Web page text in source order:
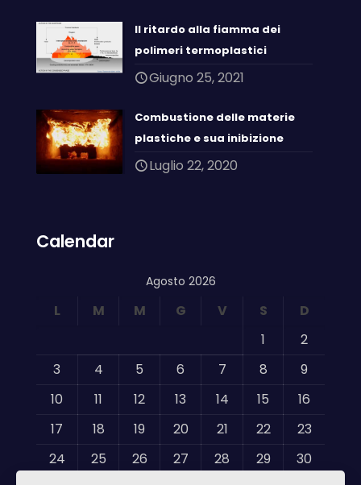
Il ritardo alla fiamma dei
polimeri termoplastici
Giugno 25, 2021
Combustione delle materie
plastiche e sua inibizione
Luglio 22, 2020
Calendar
Agosto 2026
L M M G V S
D
1
2
3
4 5 6 7 8
9
10
11 12 13 14 15
16
17
18 19 20 21 22
23
24
25 26 27 28 29
30